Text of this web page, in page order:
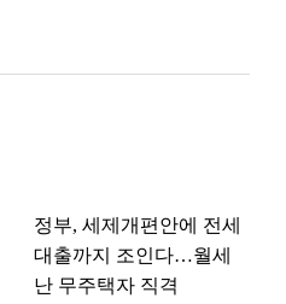
정부, 세제개편안에 전세
대출까지 조인다…월세
난 무주택자 직격